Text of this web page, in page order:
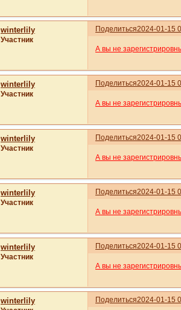
Поделиться2024-01-15
winterlily
Участник
А вы не
Поделиться2024-01-15
winterlily
Участник
А вы не
Поделиться2024-01-15
winterlily
Участник
А вы не
Поделиться2024-01-15
winterlily
Участник
А вы не
Поделиться2024-01-15
winterlily
Участник
А вы не
Поделиться2024-01-15
winterlily